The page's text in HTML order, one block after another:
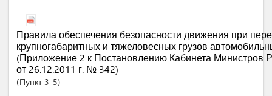
Правила обеспечения безопасности движения при
крупногабаритных и тяжеловесных грузов
(Приложение 2 к Постановлению Кабинета Министров
от 26.12.2011 г. № 342)
Пункт3-5